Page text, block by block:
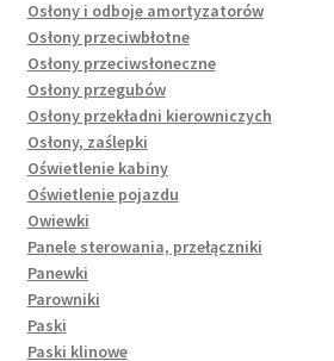
Osłony i odboje amortyzatorów
Osłony przeciwbłotne
Osłony przeciwsłoneczne
Osłony przegubów
Osłony przekładni kierowniczych
Osłony, zaślepki
Oświetlenie kabiny
Oświetlenie pojazdu
Owiewki
Panele sterowania, przełączniki
Panewki
Parowniki
Paski
Paski klinowe